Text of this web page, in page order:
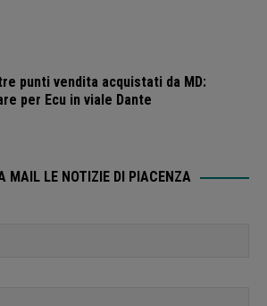
punti vendita acquistati da MD:
per Ecu in viale Dante
MAIL LE NOTIZIE DI PIACENZA